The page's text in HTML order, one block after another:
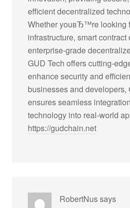
efficient decentralized
Whether youвЂ™re looking
infrastructure, smart
enterprise-grade
GUD Tech offers cutting-
enhance security and
businesses and developers,
ensures seamless
technology into real-world
https://gudchain.net
RobertNussays